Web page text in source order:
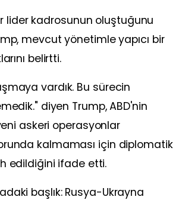
lider kadrosunun oluştuğunu
mevcut yönetimle yapıcı bir
belirtti.
vardık. Bu sürecin
diyen Trump, ABD'nin
askeri operasyonlar
kalmaması için diplomatik
edildiğini ifade etti.
başlık: Rusya-Ukrayna